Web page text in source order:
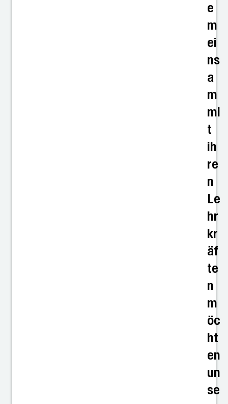
e
m
ei
ns
a
m
mi
t
ih
re
n
Le
hr
kr
äf
te
n
m
öc
ht
en
un
se